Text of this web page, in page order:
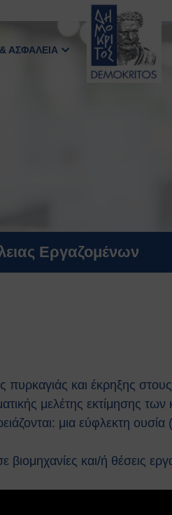
ΑΣΦΑΛΕΙΑ
Εργαζομένων
πυρκαγιάς και έκρηξης
μελέτης εκτίμησης των
μια εύφλεκτη
βιομηχανίες και/ή θέσεις